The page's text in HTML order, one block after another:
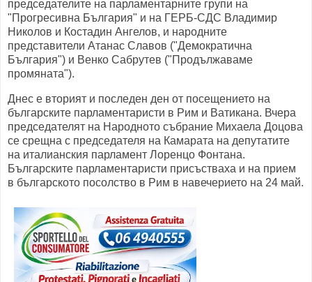
председателите на парламентарните групи на
"Прогресивна България" и на ГЕРБ-СДС Владимир
Николов и Костадин Ангелов, и народните
представители Атанас Славов ("Демократична
България") и Венко Сабрутев ("Продължаваме
промяната").
Днес е вторият и последен ден от посещението на
българските парламентаристи в Рим и Ватикана. Вчера
председателят на Народното събрание Михаела Доцова
се срещна с председателя на Камарата на депутатите
на италианския парламент Лоренцо Фонтана.
Българските парламентаристи присъстваха и на прием
в българското посолство в Рим в навечерието на 24 май.